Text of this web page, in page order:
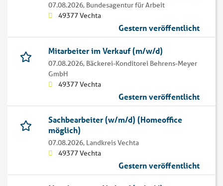
07.08.2026, Bundesagentur für Arbeit
49377 Vechta
Gestern veröffentlicht
Mitarbeiter im Verkauf (m/w/d)
07.08.2026, Bäckerei-Konditorei Behrens-Meyer
GmbH
49377 Vechta
Gestern veröffentlicht
Sachbearbeiter (w/m/d) (Homeoffice
möglich)
07.08.2026, Landkreis Vechta
49377 Vechta
Gestern veröffentlicht